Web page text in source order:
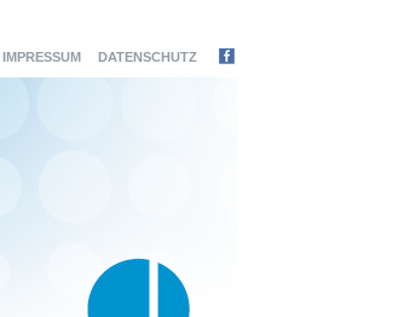
IMPRESSUM DATENSCHUTZ